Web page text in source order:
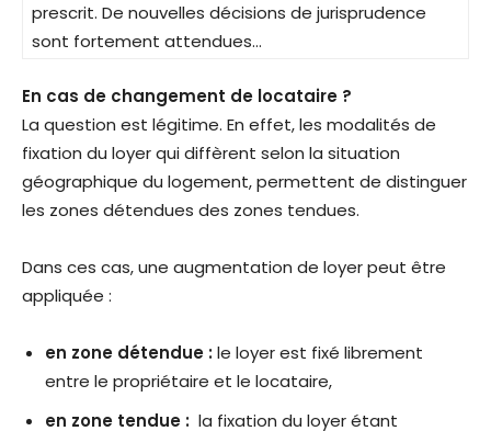
prescrit. De nouvelles décisions de jurisprudence
sont fortement attendues…
En cas de changement de locataire ?
La question est légitime. En effet, les modalités de
fixation du loyer qui diffèrent selon la situation
géographique du logement, permettent de distinguer
les zones détendues des zones tendues.
Dans ces cas, une augmentation de loyer peut être
appliquée :
en zone détendue :le loyer est fixé librement
entre le propriétaire et le locataire,
en zone tendue : la fixation du loyer étant